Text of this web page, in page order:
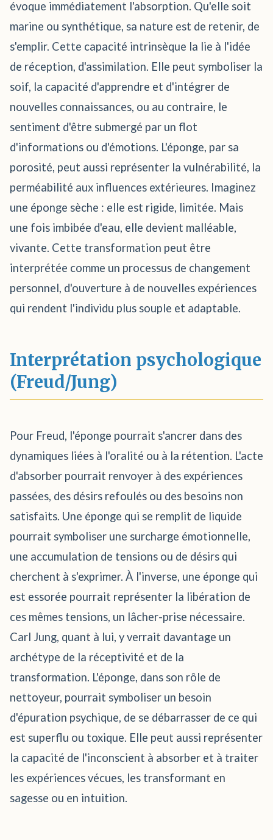
évoque immédiatement l'absorption. Qu'elle soit
marine ou synthétique, sa nature est de retenir, de
s'emplir. Cette capacité intrinsèque la lie à l'idée
de réception, d'assimilation. Elle peut symboliser la
soif, la capacité d'apprendre et d'intégrer de
nouvelles connaissances, ou au contraire, le
sentiment d'être submergé par un flot
d'informations ou d'émotions. L'éponge, par sa
porosité, peut aussi représenter la vulnérabilité, la
perméabilité aux influences extérieures. Imaginez
une éponge sèche : elle est rigide, limitée. Mais
une fois imbibée d'eau, elle devient malléable,
vivante. Cette transformation peut être
interprétée comme un processus de changement
personnel, d'ouverture à de nouvelles expériences
qui rendent l'individu plus souple et adaptable.
Interprétation psychologique
(Freud/Jung)
Pour Freud, l'éponge pourrait s'ancrer dans des
dynamiques liées à l'oralité ou à la rétention. L'acte
d'absorber pourrait renvoyer à des expériences
passées, des désirs refoulés ou des besoins non
satisfaits. Une éponge qui se remplit de liquide
pourrait symboliser une surcharge émotionnelle,
une accumulation de tensions ou de désirs qui
cherchent à s'exprimer. À l'inverse, une éponge qui
est essorée pourrait représenter la libération de
ces mêmes tensions, un lâcher-prise nécessaire.
Carl Jung, quant à lui, y verrait davantage un
archétype de la réceptivité et de la
transformation. L'éponge, dans son rôle de
nettoyeur, pourrait symboliser un besoin
d'épuration psychique, de se débarrasser de ce qui
est superflu ou toxique. Elle peut aussi représenter
la capacité de l'inconscient à absorber et à traiter
les expériences vécues, les transformant en
sagesse ou en intuition.